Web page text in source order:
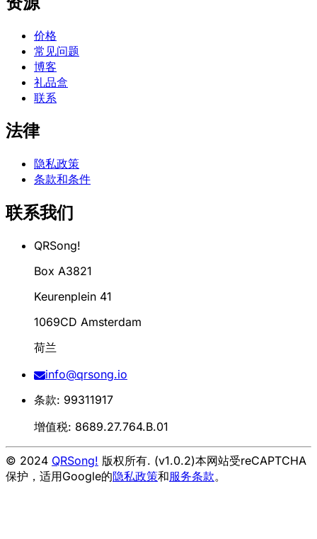
价格
常见问题
博客
礼品盒
联系
法律
隐私政策
条款和条件
联系我们
QRSong!
Box A3821
Keurenplein 41
1069CD Amsterdam
荷兰
info@qrsong.io
条款: 99311917
增值税: 8689.27.764.B.01
© 2024 QRSong! 版权所有. (v1.0.2)本网站受reCAPTCHA
保护，适用Google的隐私政策和服务条款。